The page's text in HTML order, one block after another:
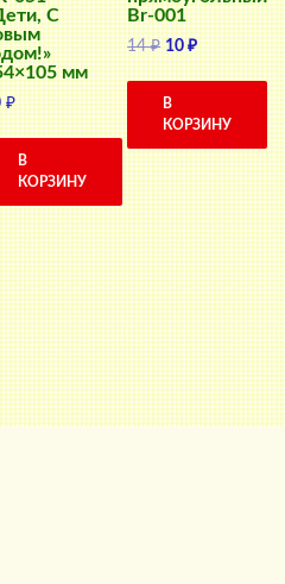
С
мм
₽
В
КОРЗИНУ
Br-001
14₽
цена
составляла
14 ₽.
10₽Текущая
цена:
В
КОРЗИНУ